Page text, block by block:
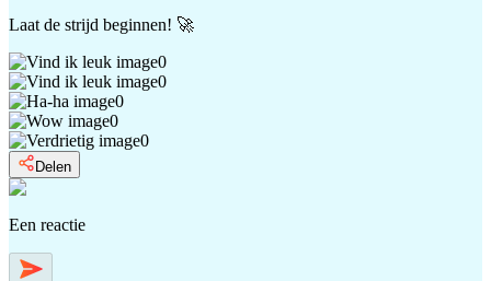
Laat de strijd beginnen! 🚀
0
0
0
0
0
Delen
Een reactie